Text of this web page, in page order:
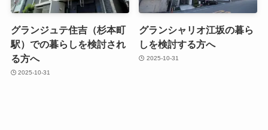
グランジュテ住吉（杉本町
駅）での暮らしを検討され
る方へ
2025-10-31
グランシャリオ江坂の暮ら
しを検討する方へ
2025-10-31